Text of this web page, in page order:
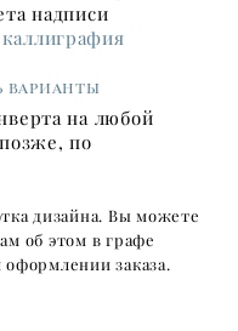
надписи
каллиграфия
варианты
на любой
по
дизайна. Вы можете
об этом в графе
заказа.